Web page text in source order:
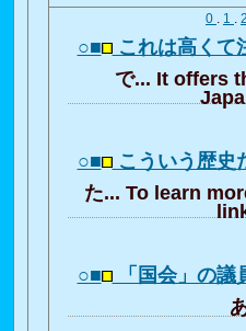
0 . 1 .
○■ これは高く
で... It offers
○■ こういう歴
た... To learn
○■ 「国会」の